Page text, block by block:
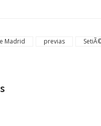
Madrid previas